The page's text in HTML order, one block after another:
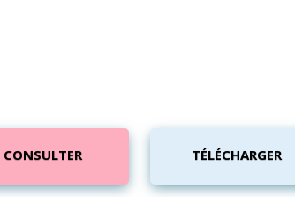
CONSULTER TÉLÉCHARGER